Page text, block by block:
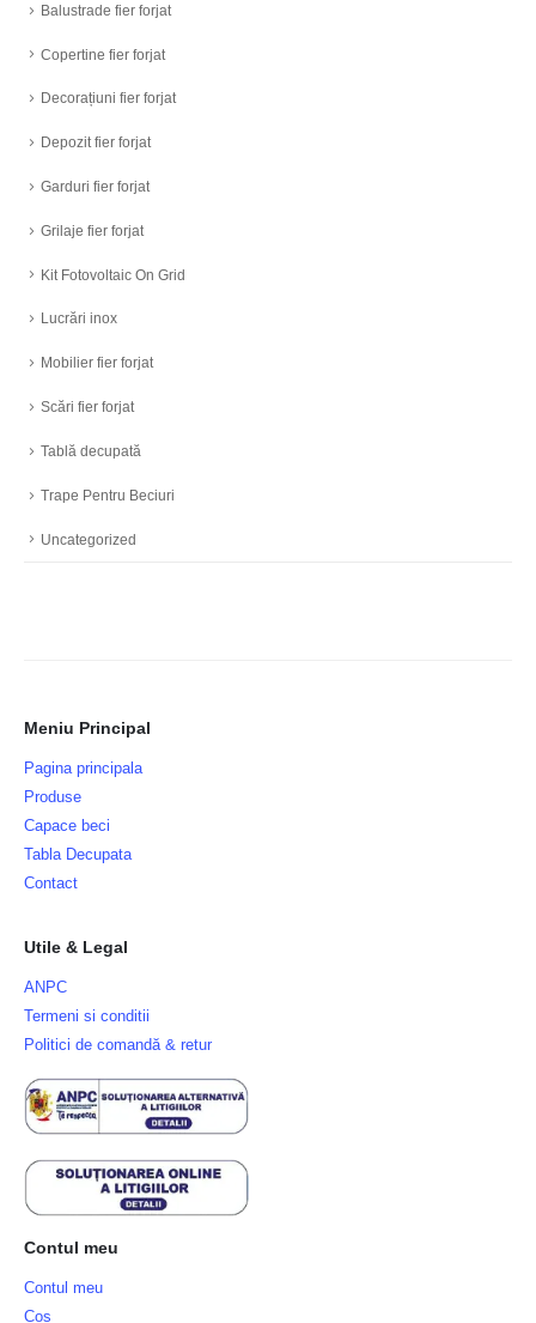
Balustrade fier forjat
Copertine fier forjat
Decorațiuni fier forjat
Depozit fier forjat
Garduri fier forjat
Grilaje fier forjat
Kit Fotovoltaic On Grid
Lucrări inox
Mobilier fier forjat
Scări fier forjat
Tablă decupată
Trape Pentru Beciuri
Uncategorized
Meniu Principal
Pagina principala
Produse
Capace beci
Tabla Decupata
Contact
Utile & Legal
ANPC
Termeni si conditii
Politici de comandă & retur
Contul meu
Contul meu
Cos